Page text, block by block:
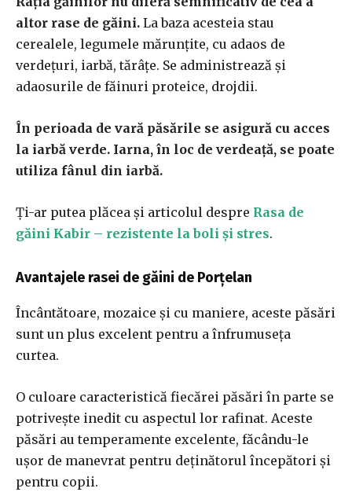
altor rase de găini. La baza acesteia stau
cerealele, legumele mărunțite, cu adaos de
verdețuri, iarbă, tărâțe. Se administrează și
adaosurile de făinuri proteice, drojdii.
În perioada de vară păsările se asigură cu acces
la iarbă verde. Iarna, în loc de verdeață, se poate
utiliza fânul din iarbă.
Ți-ar putea plăcea și articolul despre Rasa de
găini Kabir – rezistente la boli și stres.
Avantajele rasei de găini de Porțelan
Încântătoare, mozaice și cu maniere, aceste păsări
sunt un plus excelent pentru a înfrumuseța
curtea.
O culoare caracteristică fiecărei păsări în parte se
potrivește inedit cu aspectul lor rafinat. Aceste
păsări au temperamente excelente, făcându-le
ușor de manevrat pentru deținătorul începători și
pentru copii.